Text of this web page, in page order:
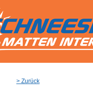
> Zurück